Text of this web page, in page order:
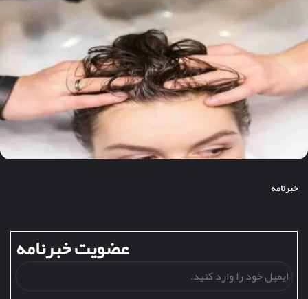
خبرنامه
عضویت خبرنامه